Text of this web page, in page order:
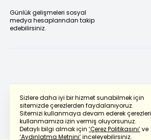
Sizlere daha iyi bir hizmet sunabilmek için
sitemizde çerezlerden faydalanıyoruz.
Sitemizi kullanmaya devam ederek çerezleri
kullanmamıza izin vermiş oluyorsunuz.
Detaylı bilgi almak için ‘Çerez Politikasını’ve
‘Aydınlatma Metnini’inceleyebilirsiniz.
Günlük gelişmeleri sosyal
medya hesaplarından takip
edebilirsiniz.
Powered by Translate